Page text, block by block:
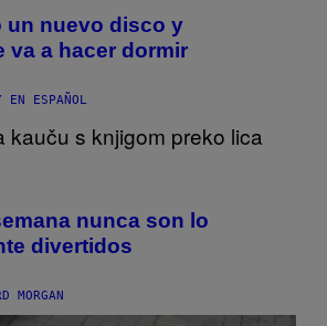
un nuevo disco y
va a hacer dormir
EN ESPAÑOL
nunca son lo
divertidos
MORGAN